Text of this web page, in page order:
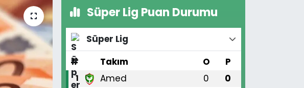
Süper Lig Puan Durumu
Süper Lig
#
Takım O P
1 Amed 0 0